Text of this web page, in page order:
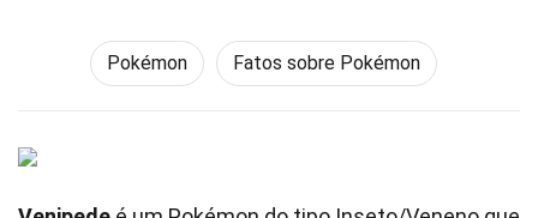
Pokémon Fatos sobre Pokémon